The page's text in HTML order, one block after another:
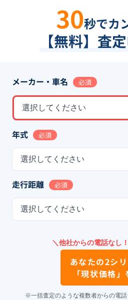
30秒でカ
【無料】査
メーカー・車名 必須
選択してください
年式 必須
選択してください
走行距離 必須
選択してください
＼他社からの電話なし
あなたの2シ
「現状価格
※一括査定のような複数者からの電